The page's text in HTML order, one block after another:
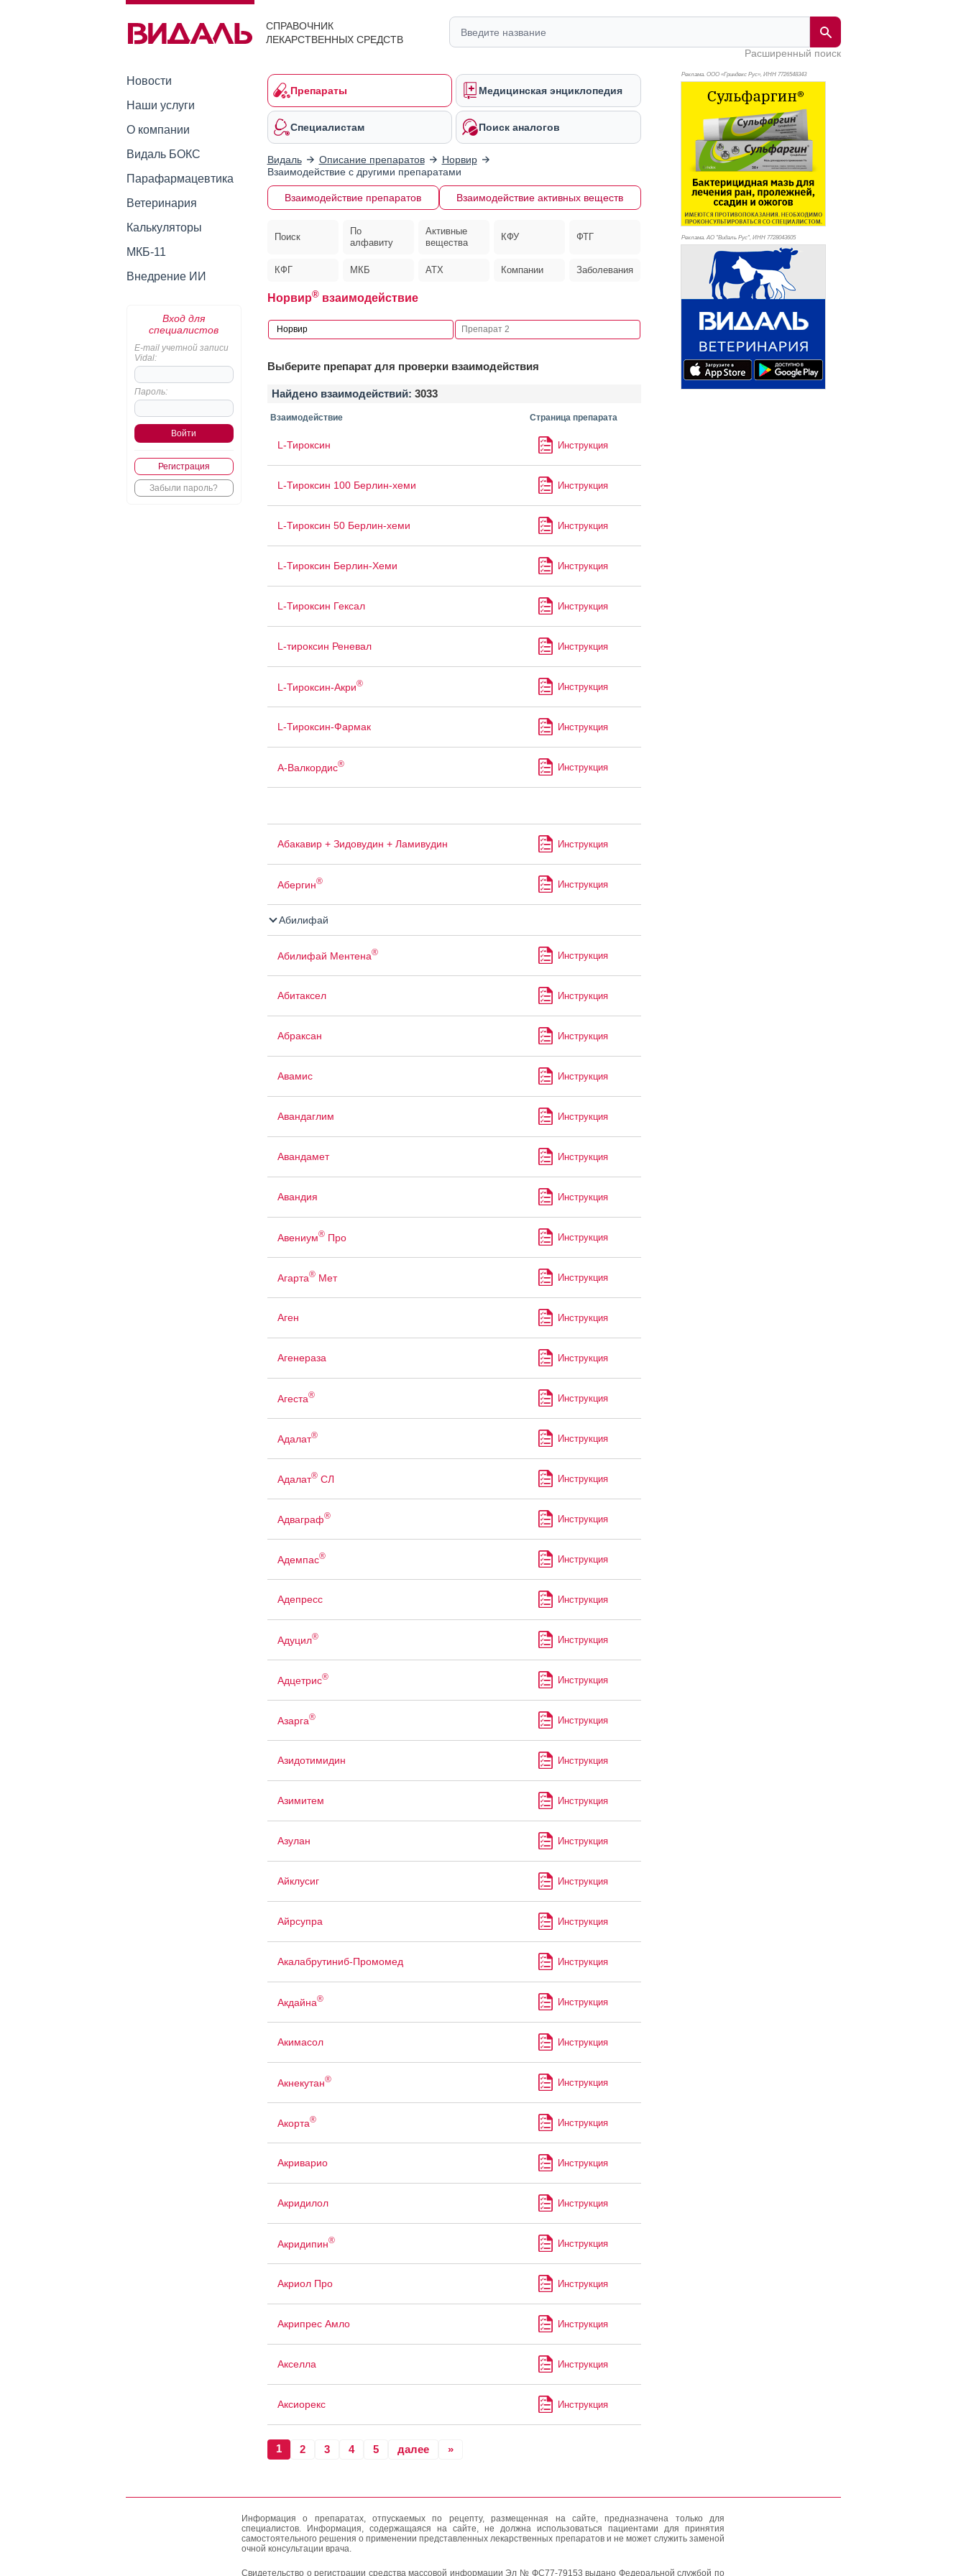
СПРАВОЧНИК
ЛЕКАРСТВЕННЫХ СРЕДСТВ
Расширенный поиск
Новости
Наши услуги
О компании
Видаль БОКС
Парафармацевтика
Ветеринария
Калькуляторы
МКБ-11
Внедрение ИИ
Вход для
специалистов
E-mail учетной записи
Vidal:
Пароль:
Регистрация
Забыли пароль?
Препараты Медицинская энциклопедия
Специалистам Поиск аналогов
Видаль Описание препаратов
Норвир
Взаимодействие с другими препаратами
Взаимодействие препаратов Взаимодействие активных веществ
Поиск
По
алфавиту
Активные
вещества
КФУ ФТГ
КФГ МКБ АТХ Компании Заболевания
Норвир®взаимодействие
Выберите препарат для проверки взаимодействия
Найдено взаимодействий: 3033
Взаимодействие Страница препарата
L-Тироксин Инструкция
L-Тироксин 100 Берлин-хеми Инструкция
L-Тироксин 50 Берлин-хеми Инструкция
L-Тироксин Берлин-Хеми Инструкция
L-Тироксин Гексал Инструкция
L-тироксин Реневал Инструкция
L-Тироксин-Акри® Инструкция
L-Тироксин-Фармак Инструкция
А-Валкордис® Инструкция
Абакавир + Зидовудин + Ламивудин Инструкция
Абергин® Инструкция
Абилифай
Абилифай Ментена® Инструкция
Абитаксел Инструкция
Абраксан Инструкция
Авамис Инструкция
Авандаглим Инструкция
Авандамет Инструкция
Авандия Инструкция
Авениум®Про Инструкция
Агарта®Мет Инструкция
Аген Инструкция
Агенераза Инструкция
Агеста® Инструкция
Адалат® Инструкция
Адалат®СЛ Инструкция
Адваграф® Инструкция
Адемпас® Инструкция
Адепресс Инструкция
Адуцил® Инструкция
Адцетрис® Инструкция
Азарга® Инструкция
Азидотимидин Инструкция
Азимитем Инструкция
Азулан Инструкция
Айклусиг Инструкция
Айрсупра Инструкция
Акалабрутиниб-Промомед Инструкция
Акдайна® Инструкция
Акимасол Инструкция
Акнекутан® Инструкция
Акорта® Инструкция
Акриварио Инструкция
Акридилол Инструкция
Акридипин® Инструкция
Акриол Про Инструкция
Акрипрес Амло Инструкция
Акселла Инструкция
Аксиорекс Инструкция
1 2 3 4 5 далее »
Реклама. ООО «Гриндекс Рус», ИНН 7726548343
Реклама. АО "Видаль Рус", ИНН 7728043605
Информация о препаратах, отпускаемых по рецепту, размещенная на сайте, предназначена только для
специалистов. Информация, содержащаяся на сайте, не должна использоваться пациентами для принятия
самостоятельного решения о применении представленных лекарственных препаратов и не может служить заменой
очной консультации врача.
Свидетельство о регистрации средства массовой информации Эл № ФС77-79153 выдано Федеральной службой по